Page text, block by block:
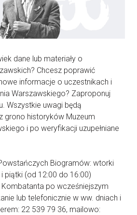
dane lub materiały o
Chcesz poprawić
informacje o uczestnikach i
Warszawskiego? Zaproponuj
Wszystkie uwagi będą
grono historyków Muzeum
i po weryfikacji uzupełniane
Biogramów: wtorki
piątki (od 12:00 do 16:00)
po wcześniejszym
lub telefonicznie w ww. dniach i
22 539 79 36, mailowo: